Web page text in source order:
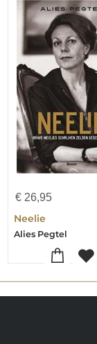
€26,95
Neelie
Alies Pegtel